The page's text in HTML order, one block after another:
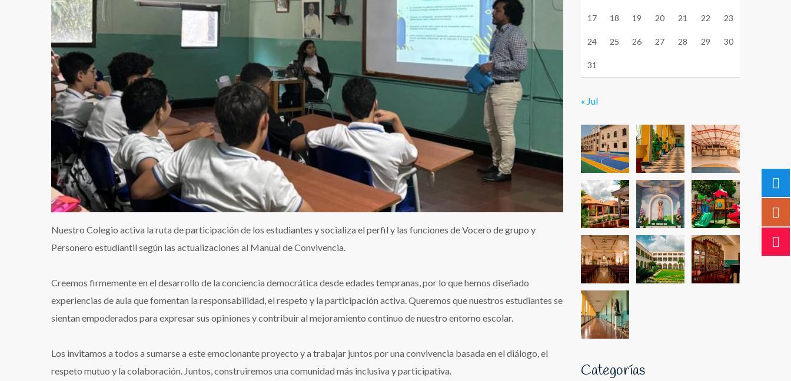
Nuestro Colegio activa la ruta de participación de los estudiantes y socializa el perfil y las funciones de Vocero de grupo y
Personero estudiantil según las actualizaciones al Manual de Convivencia.
Creemos firmemente en el desarrollo de la conciencia democrática desde edades tempranas, por lo que hemos diseñado
experiencias de aula que fomentan la responsabilidad, el respeto y la participación activa. Queremos que nuestros estudiantes se
sientan empoderados para expresar sus opiniones y contribuir al mejoramiento continuo de nuestro entorno escolar.
Los invitamos a todos a sumarse a este emocionante proyecto y a trabajar juntos por una convivencia basada en el diálogo, el
respeto mutuo y la colaboración. Juntos, construiremos una comunidad más inclusiva y participativa.
17 18 19 20 21 22 23
24 25 26 27 28 29 30
31
« Jul
Categorías